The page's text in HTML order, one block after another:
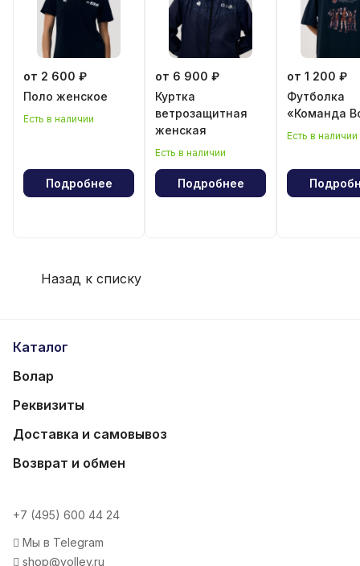
от 2 600 ₽
Поло женскoe
Есть в наличии
Подробнее
от 6 900 ₽
Куртка
ветрозащитная
женская
Есть в наличии
Подробнее
от 1 200 ₽
Футболка
«Команда
Есть в наличии
Назад к списку
Каталог
Волар
Реквизиты
Доставка и самовывоз
Возврат и обмен
+7 (495) 600 44 24
Мы в Telegram
shop@volley.ru